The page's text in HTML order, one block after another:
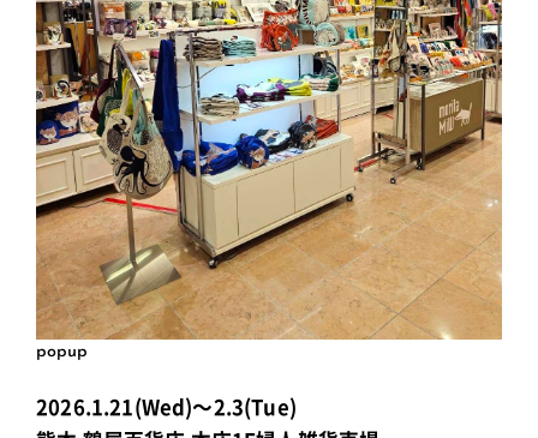
popup
2026.1.21(Wed)～2.3(Tue)